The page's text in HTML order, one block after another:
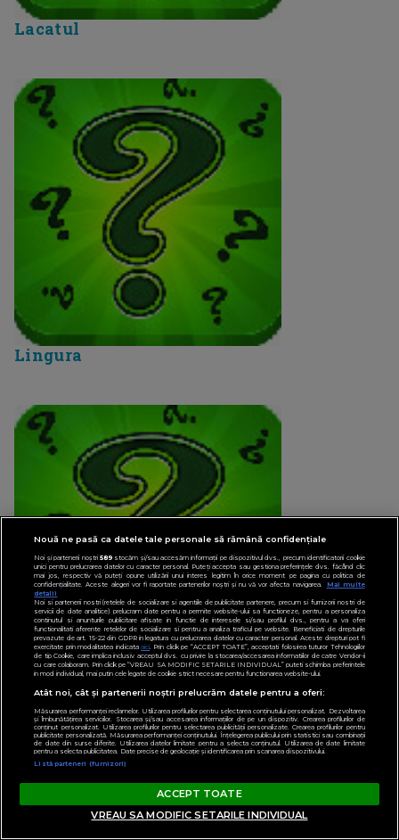
Lacatul
Lingura
Legea
Nouă ne pasă ca datele tale personale să rămână confidențiale
Noi și partenerii noștri589stocăm și/sau accesăm informații pe dispozitivul dvs., precum identificatorii cookie
unici pentru prelucrarea datelor cu caracter personal. Puteți accepta sau gestiona preferințele dvs. făcând clic
mai jos, respectiv vă puteți opune utilizării unui interes legitim în orice moment pe pagina cu politica de
confidențialitate. Aceste alegeri vor fi raportate partenerilor noștri și nu vă vor afecta navigarea.
Mai multe
detalii
Noi si partenerii nostri (retelele de socializare si agentiile de publicitate partenere, precum si furnizorii nostri de
servicii de date analitice) prelucram date pentru a permite website-ului sa functioneze, pentru a personaliza
continutul si anunturile publicitare afisate in functie de interesele si/sau profilul dvs., pentru a va oferi
functionalitati aferente retelelor de socializare si pentru a analiza traficul pe website. Beneficiati de drepturile
prevazute de art. 15-22 din GDPR in legatura cu prelucrarea datelor cu caracter personal. Aceste drepturi pot fi
exercitate prin modalitatea indicataaici. Prin click pe “ACCEPT TOATE”, acceptati folosirea tuturor Tehnologiilor
de tip Cookie, care implica inclusiv acceptul dvs. cu privire la stocarea/accesarea informatiilor de catre Vendor-ii
cu care colaboram. Prin click pe “VREAU SA MODIFIC SETARILE INDIVIDUAL” puteti schimba preferintele
in mod individual, mai putin cele legate de cookie strict necesare pentru functionarea website-ului.
Atât noi, cât și partenerii noștri prelucrăm datele pentru a oferi:
Măsurarea performanței reclamelor. Utilizarea profilurilor pentru selectarea conținutului personalizat. Dezvoltarea
și îmbunătățirea serviciilor. Stocarea și/sau accesarea informațiilor de pe un dispozitiv. Crearea profilurilor de
conținut personalizat. Utilizarea profilurilor pentru selectarea publicității personalizate. Crearea profilurilor pentru
publicitate personalizată. Măsurarea performanței conținutului. Înțelegerea publicului prin statistici sau combinații
de date din surse diferite. Utilizarea datelor limitate pentru a selecta conținutul. Utilizarea de date limitate
pentru a selecta publicitatea. Date precise de geolocație și identificarea prin scanarea dispozitivului.
Listă parteneri (furnizori)
ACCEPT TOATE
VREAU SA MODIFIC SETARILE INDIVIDUAL